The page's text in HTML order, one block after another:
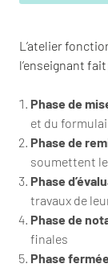
L’atelier
l’enseignant
Phase de
et du
Phase de
soumettent
Phase
travaux de
Phase de
finales
Phase fermée